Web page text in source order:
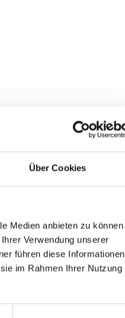
Über Cookies
Medien anbieten zu können
Verwendung unserer
führen diese Informationen
im Rahmen Ihrer Nutzung